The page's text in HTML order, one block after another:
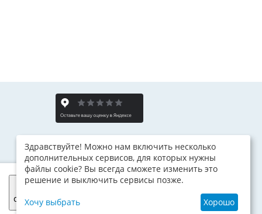
согласен
Здравствуйте! Можно нам включить несколько
дополнительных сервисов, для которых нужны
файлы cookie? Вы всегда сможете изменить это
решение и выключить сервисы позже.
Хочу выбрать Хорошо